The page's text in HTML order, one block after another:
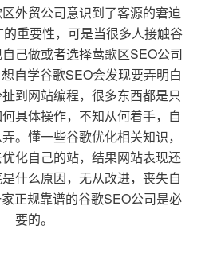
外贸公司意识到了客源的窘迫
重要性，可是当很多人接触谷
己做或者选择莺歌区SEO公司
自学谷歌SEO会发现要弄明白
到网站编程，很多东西都是只
具体操作，不知从何着手，自
。懂一些谷歌优化相关知识，
化自己的站，结果网站表现还
什么原因，无从改进，丧失自
正规靠谱的谷歌SEO公司是必
要的。